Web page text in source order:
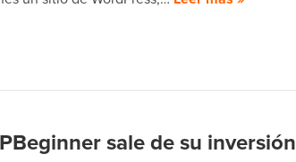
sale de su inversión